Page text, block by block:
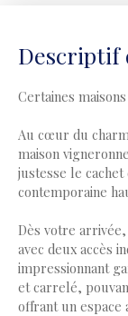
Descriptif
Certaines
Au cœur du
maison
justesse le
contemporaine
Dès votre
avec deux accès
impressionnant
et carrelé,
offrant un espace